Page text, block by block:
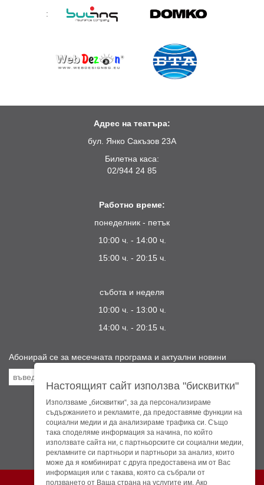
:
Адрес на театъра:
бул. Янко Сакъзов 23А
Билетна каса:
02/944 24 85
Работно време:
понеделник - петък
10:00 ч. - 14:00 ч.
15:00 ч. - 20:15 ч.
събота и неделя
10:00 ч. - 13:00 ч.
14:00 ч. - 20:15 ч.
Посетете ни:
Театър София © 2026 г. Всички права запазени.
Настоящият сайт използва "бисквитки"
Използваме „бисквитки“, за да персонализираме
съдържанието и рекламите, да предоставяме функции на
социални медии и да анализираме трафика си. Също
така споделяме информация за начина, по който
използвате сайта ни, с партньорските си социални медии,
рекламните си партньори и партньори за анализ, които
може да я комбинират с друга предоставена им от Вас
информация или с такава, която са събрали от
ползването от Ваша страна на услугите им. Ако